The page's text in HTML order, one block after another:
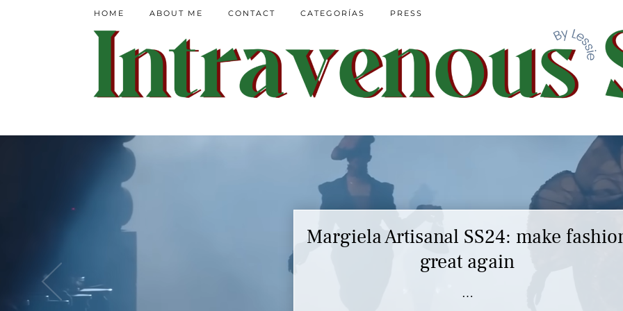
HOME ABOUT ME CONTACT CATEGORÍAS PRESS
Margiela Artisanal SS24: make
great again
…
Marc Jacobs SS23 y el buscar confort
en nuestros héroes
…